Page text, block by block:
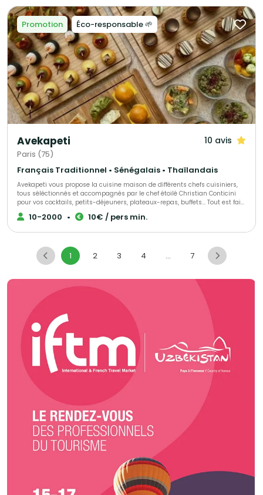
l'organisation de réception.
Promotion Éco-responsable 🌱
Avekapeti 10 avis
Paris (75)
Français Traditionnel • Sénégalais • Thaïlandais
Avekapeti vous propose la cuisine maison de différents chefs cuisiniers,
tous séléctionnés et accompagnés par le chef étoilé Christian Conticini
pour vos cocktails, petits-déjeuners, plateaux-repas, buffets... Tout est fait
maison, avec des produits frais, de saison livré en contenants
réutilisables 0 déchet ou recyclables en véhicules éléctriques. Du buffet
et votre budget !
10-2000 • 10€ / pers min.
1 2 3 4 ... 7